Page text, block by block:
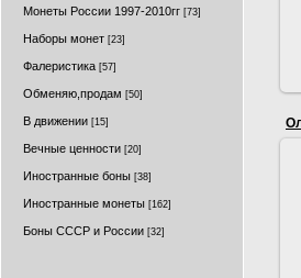
Монеты России 1997-2010гг [73]
Наборы монет [23]
Фалеристика [57]
Обменяю,продам [50]
В движении [15]
Вечные ценности [20]
Иностранные боны [38]
Иностранные монеты [162]
Боны СССР и России [32]